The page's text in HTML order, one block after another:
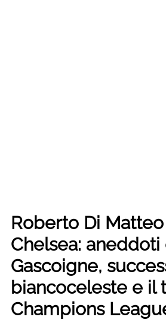
Roberto Di
Chelsea: aneddoti
Gascoigne,
biancoceleste e il
Champions